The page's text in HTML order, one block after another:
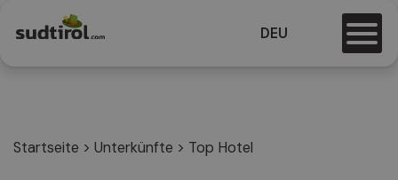
DEU
Startseite > Unterkünfte > Top Hotel